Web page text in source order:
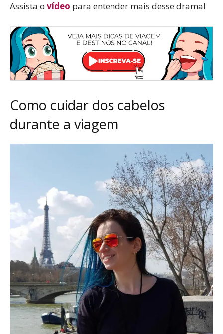
Assista o vídeo para entender mais desse drama!
Como cuidar dos cabelos
durante a viagem